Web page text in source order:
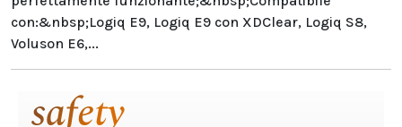
con:&nbsp;Logiq E9, Logiq E9 con XDClear, Logiq S8,
Voluson E6,...